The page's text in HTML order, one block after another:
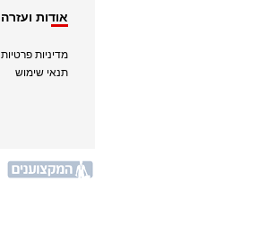
אודות ועזרה
מדיניות פרטיות
תנאי שימוש